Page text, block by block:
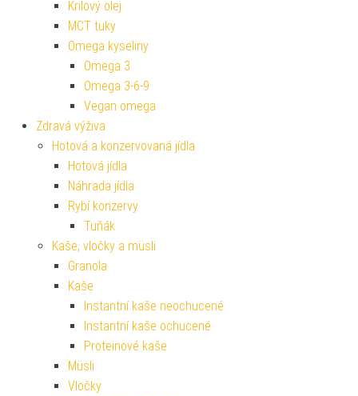
Krilový olej
MCT tuky
Omega kyseliny
Omega 3
Omega 3-6-9
Vegan omega
Zdravá výživa
Hotová a konzervovaná jídla
Hotová jídla
Náhrada jídla
Rybí konzervy
Tuňák
Kaše, vločky a müsli
Granola
Kaše
Instantní kaše neochucené
Instantní kaše ochucené
Proteinové kaše
Müsli
Vločky